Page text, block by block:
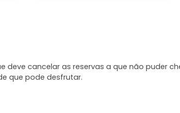
deve cancelar as reservas a que não puder
que pode desfrutar.